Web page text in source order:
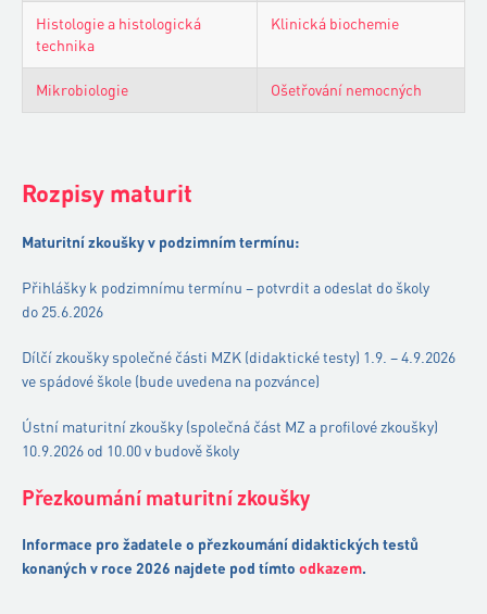
Histologie a histologická
technika
Klinická biochemie
Mikrobiologie Ošetřování nemocných
Rozpisy maturit
Maturitní zkoušky v podzimním termínu:
Přihlášky k podzimnímu termínu – potvrdit a odeslat do školy
do 25.6.2026
Dílčí zkoušky společné části MZK (didaktické testy) 1.9. – 4.9.2026
ve spádové škole (bude uvedena na pozvánce)
Ústní maturitní zkoušky (společná část MZ a profilové zkoušky)
10.9.2026 od 10.00 v budově školy
Přezkoumání maturitní zkoušky
Informace pro žadatele o přezkoumání didaktických testů
konaných v roce 2026 najdete pod tímto odkazem.